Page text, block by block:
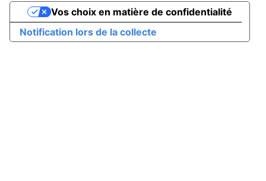
Notification lors de la collecte
Vos choix en matière de confidentialité